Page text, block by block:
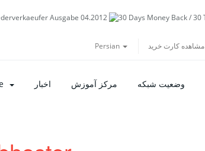
Persian مشاهده کارت خرید
اخبار مرکز آموزش وضعیت شبکه